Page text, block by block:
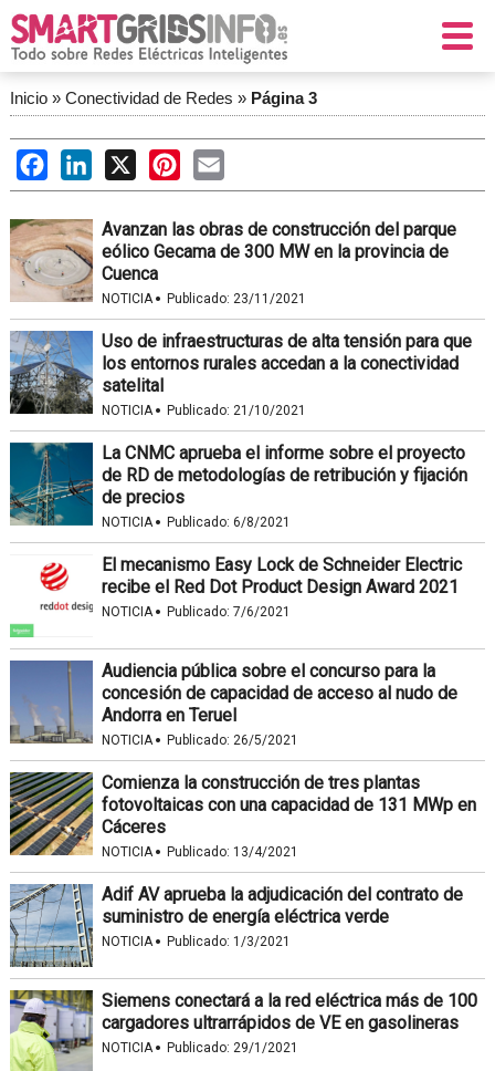
Inicio» Conectividad de Redes » Página 3
FacebookLinkedIn
X PinterestEmail
Avanzan las obras de construcción del parque
eólico Gecama de 300 MW en la provincia de
Cuenca
NOTICIA· Publicado: 23/11/2021
Uso de infraestructuras de alta tensión para que
los entornos rurales accedan a la conectividad
satelital
NOTICIA· Publicado: 21/10/2021
La CNMC aprueba el informe sobre el proyecto
de RD de metodologías de retribución y fijación
de precios
NOTICIA· Publicado: 6/8/2021
El mecanismo Easy Lock de Schneider Electric
recibe el Red Dot Product Design Award 2021
NOTICIA· Publicado: 7/6/2021
Audiencia pública sobre el concurso para la
concesión de capacidad de acceso al nudo de
Andorra en Teruel
NOTICIA· Publicado: 26/5/2021
Comienza la construcción de tres plantas
fotovoltaicas con una capacidad de 131 MWp en
Cáceres
NOTICIA· Publicado: 13/4/2021
Adif AV aprueba la adjudicación del contrato de
suministro de energía eléctrica verde
NOTICIA· Publicado: 1/3/2021
Siemens conectará a la red eléctrica más de 100
cargadores ultrarrápidos de VE en gasolineras
NOTICIA· Publicado: 29/1/2021